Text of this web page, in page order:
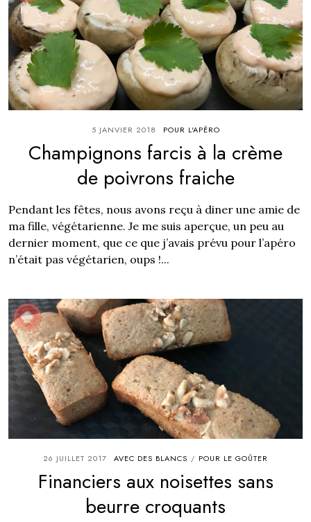
5 JANVIER 2018 POUR L'APÉRO
Champignons farcis à la crème
de poivrons fraiche
Pendant les fêtes, nous avons reçu à diner une amie de
ma fille, végétarienne. Je me suis aperçue, un peu au
dernier moment, que ce que j’avais prévu pour l’apéro
n’était pas végétarien, oups !...
26 JUILLET 2017 AVEC DES BLANCS / POUR LE GOÛTER
Financiers aux noisettes sans
beurre croquants